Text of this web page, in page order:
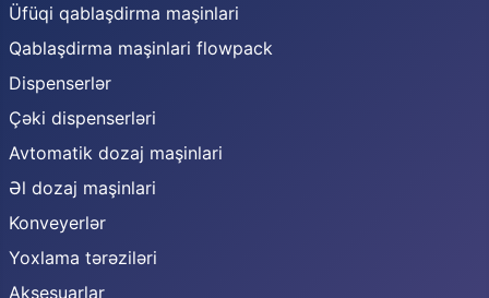
Üfüqi qablaşdirma maşinlari
Qablaşdirma maşinlari flowpack
Dispenserlər
Çəki dispenserləri
Avtomatik dozaj maşinlari
Əl dozaj maşinlari
Konveyerlər
Yoxlama tərəziləri
Aksesuarlar